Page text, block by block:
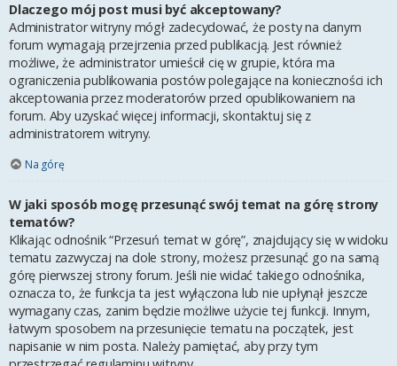
Dlaczego mój post musi być akceptowany?
Administrator witryny mógł zadecydować, że posty na danym
forum wymagają przejrzenia przed publikacją. Jest również
możliwe, że administrator umieścił cię w grupie, która ma
ograniczenia publikowania postów polegające na konieczności ich
akceptowania przez moderatorów przed opublikowaniem na
forum. Aby uzyskać więcej informacji, skontaktuj się z
administratorem witryny.
Na górę
W jaki sposób mogę przesunąć swój temat na górę strony
tematów?
Klikając odnośnik “Przesuń temat w górę”, znajdujący się w widoku
tematu zazwyczaj na dole strony, możesz przesunąć go na samą
górę pierwszej strony forum. Jeśli nie widać takiego odnośnika,
oznacza to, że funkcja ta jest wyłączona lub nie upłynął jeszcze
wymagany czas, zanim będzie możliwe użycie tej funkcji. Innym,
łatwym sposobem na przesunięcie tematu na początek, jest
napisanie w nim posta. Należy pamiętać, aby przy tym